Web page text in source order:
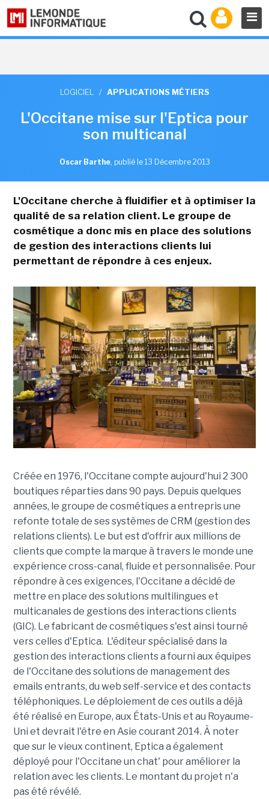
LOGICIEL / APPLICATIONS MÉTIERS
L'Occitane mise sur l'Eptica pour
son multicanal
Oscar Barthe, publié le 13 Décembre 2013
L'Occitane cherche à fluidifier et à optimiser la
qualité de sa relation client. Le groupe de
cosmétique a donc mis en place des solutions
de gestion des interactions clients lui
permettant de répondre à ces enjeux.
Créée en 1976, l'Occitane compte aujourd'hui 2 300
boutiques réparties dans 90 pays. Depuis quelques
années, le groupe de cosmétiques a entrepris une
refonte totale de ses systèmes de CRM (gestion des
relations clients). Le but est d'offrir aux millions de
clients que compte la marque à travers le monde une
expérience cross-canal, fluide et personnalisée. Pour
répondre à ces exigences, l'Occitane a décidé de
mettre en place des solutions multilingues et
multicanales de gestions des interactions clients
(GIC). Le fabricant de cosmétiques s'est ainsi tourné
vers celles d'Eptica. L'éditeur spécialisé dans la
gestion des interactions clients a fourni aux équipes
de l'Occitane des solutions de management des
emails entrants, du web self-service et des contacts
téléphoniques. Le déploiement de ces outils a déjà
été réalisé en Europe, aux États-Unis et au Royaume-
Uni et devrait l'être en Asie courant 2014. À noter
que sur le vieux continent, Eptica a également
déployé pour l'Occitane un chat' pour améliorer la
relation avec les clients. Le montant du projet n'a
pas été révélé.